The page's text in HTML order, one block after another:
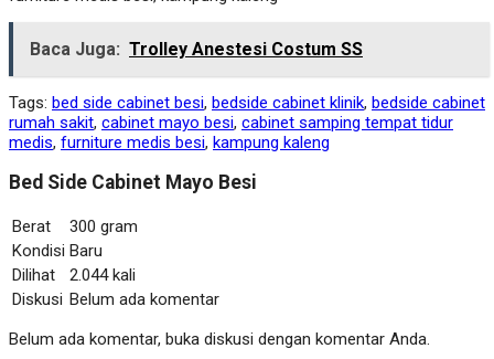
Baca Juga: Trolley Anestesi Costum SS
Tags: bed side cabinet besi, bedside cabinet klinik, bedside cabinet
rumah sakit, cabinet mayo besi, cabinet samping tempat tidur
medis, furniture medis besi, kampung kaleng
Bed Side Cabinet Mayo Besi
Berat
300 gram
Kondisi Baru
Dilihat
2.044 kali
Diskusi Belum ada komentar
Belum ada komentar, buka diskusi dengan komentar Anda.